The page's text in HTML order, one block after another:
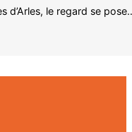
d’Arles, le regard se